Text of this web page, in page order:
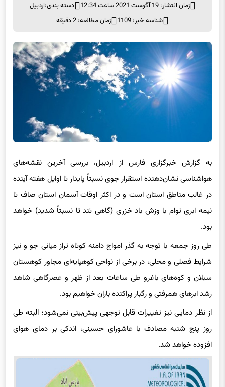
زمان انتشار: 19 آگوست 2021 ساعت 12:34 دسته بندی:اردبیل
شناسه خبر: 1109
زمان مطالعه: 2 دقیقه
به گزارش خبرگزاری فارس از اردبیل، بررسی آخرین نقشه‌های
هواشناسی نشان‌دهنده استقرار جوی نسبتاً پایدار تا اوایل هفته آینده
در غالب مناطق استان است و در اکثر اوقات آسمان استان صاف تا
نیمه ابری توام با وزش باد خزری (گاهی تند تا نسبتاً شدید) خواهد
بود.
طی روز جمعه با توجه به گذر امواج دامنه کوتاه تراز میانی جو و نیز
شرایط فصلی و محلی، در برخی از نواحی کوهپایه‌ای مجاور کوهستان
سبلان و کوه‌های باغرو طی ساعات بعد از ظهر و عصرگاهی شاهد
رشد ابرهای همرفتی و رگبار پراکنده باران خواهیم بود.
از نظر دمایی نیز تغییرات قابل توجهی پیش‌بینی نمی‌شود؛ البته طی
روز پنج شنبه مصادف با عاشورای حسینی، اندکی بر دمای هوای
افزوده خواهد شد.